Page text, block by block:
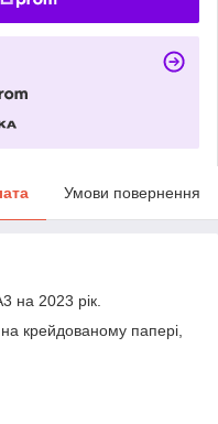
Умови повернення
на 2023 рік.
крейдованому папері,